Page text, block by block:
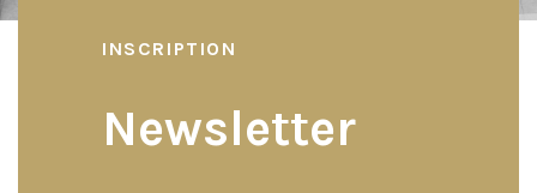
INSCRIPTION
Newsletter